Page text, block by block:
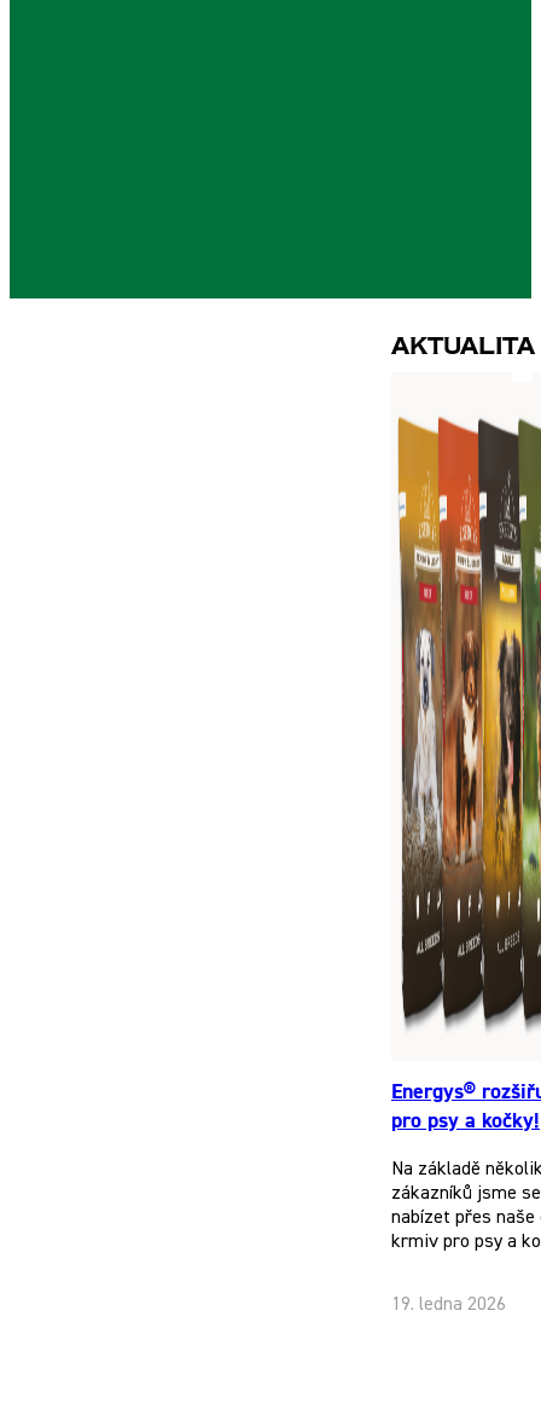
Aktualita
Energys®
pro psy a kočky!
Na základě
zákazníků jsme
nabízet přes
krmiv pro psy a
19. ledna 2026